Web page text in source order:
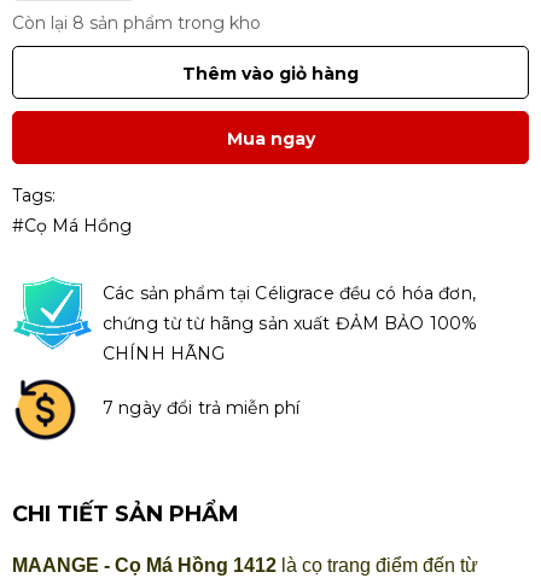
Còn lại 8 sản phẩm trong kho
Thêm vào giỏ hàng
Mua ngay
Tags:
#Cọ Má Hồng
Các sản phẩm tại Céligrace đều có hóa đơn,
chứng từ từ hãng sản xuất ĐẢM BẢO 100%
CHÍNH HÃNG
7 ngày đổi trả miễn phí
CHI TIẾT SẢN PHẨM
MAANGE - Cọ Má Hồng 1412 là cọ trang điểm đến từ